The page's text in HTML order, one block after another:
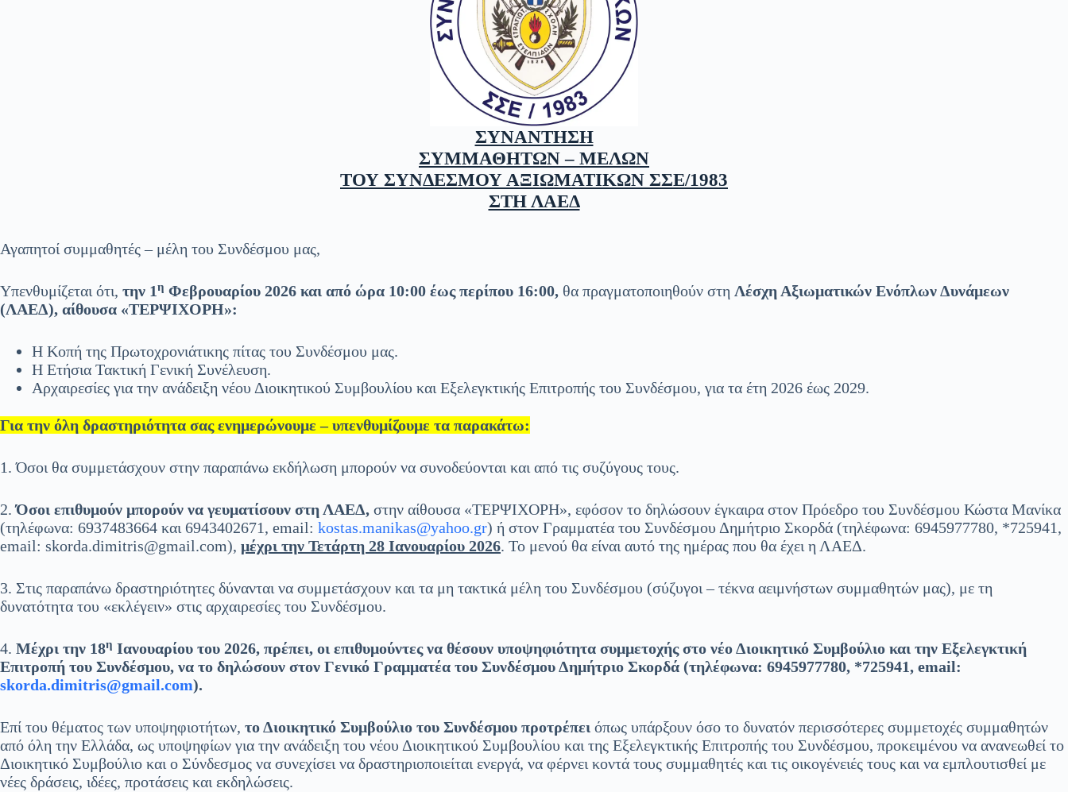
ΣΥΝΑΝΤΗΣΗ
ΣΥΜΜΑΘΗΤΩΝ – ΜΕΛΩΝ
ΤΟΥ ΣΥΝΔΕΣΜΟΥ ΑΞΙΩΜΑΤΙΚΩΝ ΣΣΕ/1983
ΣΤΗ ΛΑΕΔ
Αγαπητοί συμμαθητές – μέλη του Συνδέσμου μας,
Υπενθυμίζεται ότι, την 1η Φεβρουαρίου 2026 και από ώρα 10:00 έως περίπου 16:00, θα πραγματοποιηθούν στη Λέσχη Αξιωματικών Ενόπλων Δυνάμεων
(ΛΑΕΔ), αίθουσα «ΤΕΡΨΙΧΟΡΗ»:
Η Κοπή της Πρωτοχρονιάτικης πίτας του Συνδέσμου μας.
Η Ετήσια Τακτική Γενική Συνέλευση.
Αρχαιρεσίες για την ανάδειξη νέου Διοικητικού Συμβουλίου και Εξελεγκτικής Επιτροπής του Συνδέσμου, για τα έτη 2026 έως 2029.
Για την όλη δραστηριότητα σας ενημερώνουμε – υπενθυμίζουμε τα παρακάτω:
1. Όσοι θα συμμετάσχουν στην παραπάνω εκδήλωση μπορούν να συνοδεύονται και από τις συζύγους τους.
2.Όσοι επιθυμούν μπορούν να γευματίσουν στη ΛΑΕΔ, στην αίθουσα «ΤΕΡΨΙΧΟΡΗ», εφόσον το δηλώσουν έγκαιρα στον Πρόεδρο του Συνδέσμου Κώστα Μανίκα
(τηλέφωνα: 6937483664 και 6943402671, email: kostas.manikas@yahoo.gr) ή στον Γραμματέα του Συνδέσμου Δημήτριο Σκορδά (τηλέφωνα: 6945977780, *725941,
email: skorda.dimitris@gmail.com), μέχρι την Τετάρτη 28 Ιανουαρίου 2026. Το μενού θα είναι αυτό της ημέρας που θα έχει η ΛΑΕΔ.
3. Στις παραπάνω δραστηριότητες δύνανται να συμμετάσχουν και τα μη τακτικά μέλη του Συνδέσμου (σύζυγοι – τέκνα αειμνήστων συμμαθητών μας), με τη
δυνατότητα του «εκλέγειν» στις αρχαιρεσίες του Συνδέσμου.
4. Μέχρι την 18η Ιανουαρίου του 2026, πρέπει, οι επιθυμούντες να θέσουν υποψηφιότητα συμμετοχής στο νέο Διοικητικό Συμβούλιο και την Εξελεγκτική
Επιτροπή του Συνδέσμου, να το δηλώσουν στον Γενικό Γραμματέα του Συνδέσμου Δημήτριο Σκορδά (τηλέφωνα: 6945977780, *725941, email:
skorda.dimitris@gmail.com).
Επί του θέματος των υποψηφιοτήτων, το Διοικητικό Συμβούλιο του Συνδέσμου προτρέπει όπως υπάρξουν όσο το δυνατόν περισσότερες συμμετοχές συμμαθητών
από όλη την Ελλάδα, ως υποψηφίων για την ανάδειξη του νέου Διοικητικού Συμβουλίου και της Εξελεγκτικής Επιτροπής του Συνδέσμου, προκειμένου να ανανεωθεί το
Διοικητικό Συμβούλιο και ο Σύνδεσμος να συνεχίσει να δραστηριοποιείται ενεργά, να φέρνει κοντά τους συμμαθητές και τις οικογένειές τους και να εμπλουτισθεί με
νέες δράσεις, ιδέες, προτάσεις και εκδηλώσεις.